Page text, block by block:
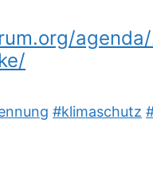
#klimaschutz